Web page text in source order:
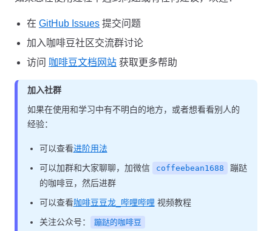
在 GitHub Issues 提交问题
加入咖啡豆社区交流群讨论
访问 咖啡豆文档网站 获取更多帮助
加入社群
如果在使用和学习中有不明白的地方，或者想看看别人的
经验：
可以查看进阶用法
可以加群和大家聊聊，加微信
coffeebean1688
蹦跶
的咖啡豆，然后进群
可以查看咖啡豆豆龙_哔哩哔哩 视频教程
关注公众号：
蹦跶的咖啡豆